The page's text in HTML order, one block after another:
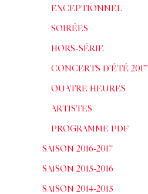
EXCEPTIONNEL
SOIRÉES
HORS-SÉRIE
CONCERTS D'ÉTÉ 2017
QUATRE HEURES
ARTISTES
PROGRAMME PDF
SAISON 2016-2017
SAISON 2015-2016
SAISON 2014-2015